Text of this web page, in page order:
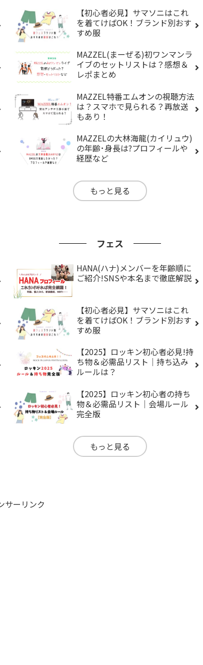
【初心者必見】サマソニはこれ
を着てけばOK！ブランド別おす
すめ服
MAZZEL(まーぜる)初ワンマンラ
イブのセットリストは？感想＆
レポまとめ
MAZZEL特番エムオンの視聴方法
は？スマホで見られる？再放送
もあり！
MAZZELの大林海龍(カイリュウ)
の年齢･身長は?プロフィールや
経歴など
もっと見る
フェス
HANA(ハナ)メンバーを年齢順に
ご紹介!SNSや本名まで徹底解説
【初心者必見】サマソニはこれ
を着てけばOK！ブランド別おす
すめ服
【2025】ロッキン初心者必見!持
ち物＆必需品リスト｜持ち込み
ルールは？
【2025】ロッキン初心者の持ち
物＆必需品リスト｜会場ルール
完全版
もっと見る
サーリンク